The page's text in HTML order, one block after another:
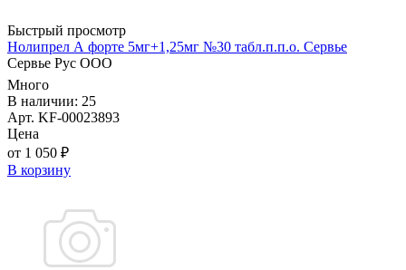
Быстрый просмотр
Нолипрел А форте 5мг+1,25мг №30 табл.п.п.о. Сервье
Сервье Рус ООО
Много
В наличии: 25
Арт. KF-00023893
Цена
от 1 050 ₽
В корзину